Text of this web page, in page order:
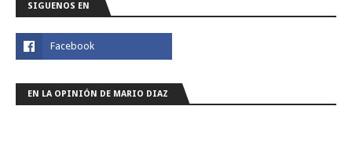
SIGUENOS EN
EN LA OPINIÓN DE MARIO DIAZ